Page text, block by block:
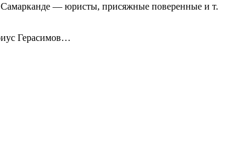
— юристы, присяжные поверенные и т.
Герасимов…